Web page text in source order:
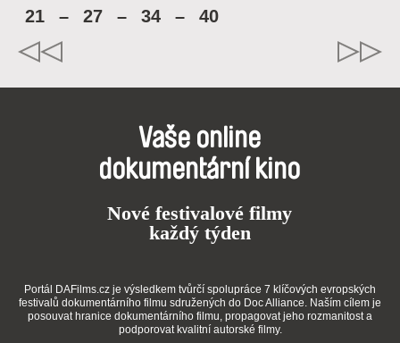
21
– 27 – 34 – 40
Vaše online
dokumentární kino
Nové festivalové filmy
každý týden
Portál DAFilms.cz je výsledkem tvůrčí spolupráce 7 klíčových evropských
festivalů dokumentárního filmu sdružených do Doc Alliance. Naším cílem je
posouvat hranice dokumentárního filmu, propagovat jeho rozmanitost a
podporovat kvalitní autorské filmy.